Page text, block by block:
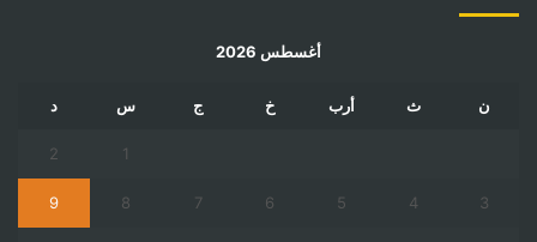
أغسطس 2026
ن ث أرب خ ج س د
1
2
3
4
5
6
7
8
9